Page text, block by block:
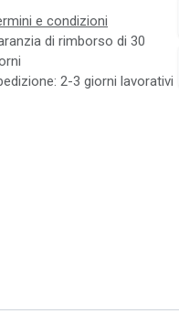
e condizioni
di rimborso di 30
2-3 giorni lavorativi